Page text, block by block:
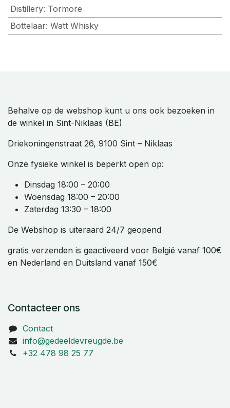
Distillery: Tormore
Bottelaar: Watt Whisky
Behalve op de webshop kunt u ons ook bezoeken in
de winkel in Sint-Niklaas (BE)
Driekoningenstraat 26, 9100 Sint – Niklaas
Onze fysieke winkel is beperkt open op:
Dinsdag 18:00 – 20:00
Woensdag 18:00 – 20:00
Zaterdag 13:30 – 18:00
De Webshop is uiteraard 24/7 geopend
gratis verzenden is geactiveerd voor België vanaf 100€
en Nederland en Duitsland vanaf 150€
Contacteer ons
Contact
info@gedeeldevreugde.be
+32 478 98 25 77